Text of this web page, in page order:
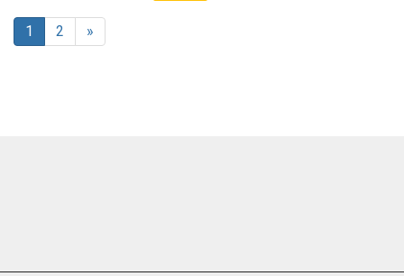
item
u
l
1 2 »